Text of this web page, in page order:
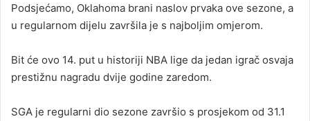
Podsjećamo, Oklahoma brani naslov prvaka ove sezone, a
u regularnom dijelu završila je s najboljim omjerom.
Bit će ovo 14. put u historiji NBA lige da jedan igrač osvaja
prestižnu nagradu dvije godine zaredom.
SGA je regularni dio sezone završio s prosjekom od 31.1